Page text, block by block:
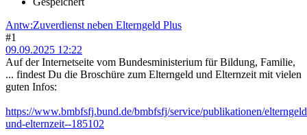
Antw:Zuverdienst neben Elterngeld Plus
#1
09.09.2025 12:22
Auf der Internetseite vom Bundesministerium für Bildung, Familie,
... findest Du die Broschüre zum Elterngeld und Elternzeit mit vielen
guten Infos:
https://www.bmbfsfj.bund.de/bmbfsfj/service/publikationen/
und-elternzeit--185102